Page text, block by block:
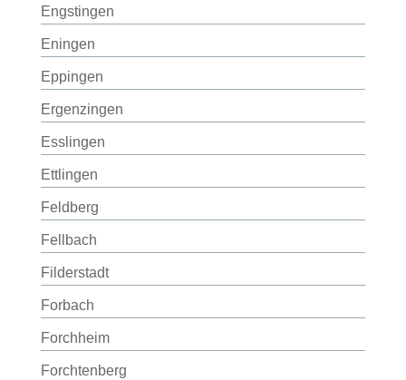
Engstingen
Eningen
Eppingen
Ergenzingen
Esslingen
Ettlingen
Feldberg
Fellbach
Filderstadt
Forbach
Forchheim
Forchtenberg